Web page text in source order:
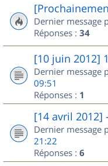
Dernier message
Réponses : 34
[10 juin 2012]
Dernier message
09:51
Réponses : 1
[14 avril 2012]
Dernier message
21:22
Réponses : 6